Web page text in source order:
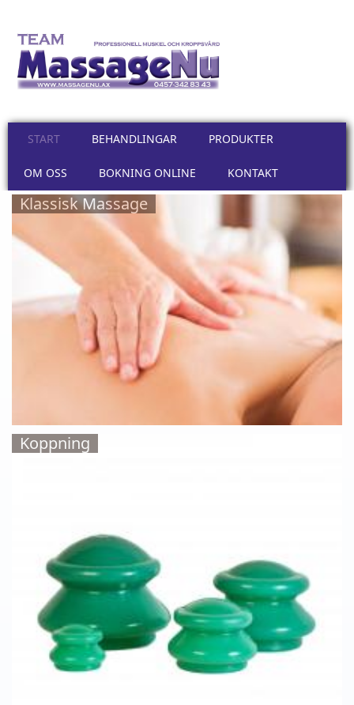
START BEHANDLINGAR PRODUKTER
OM OSS BOKNING ONLINE KONTAKT
Klassisk Massage
Koppning